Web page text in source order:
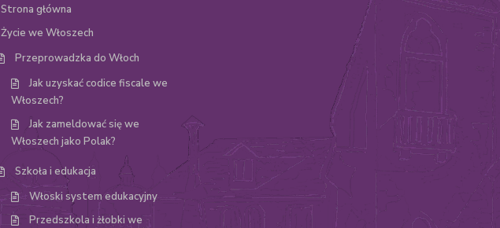
Strona główna
Życie we Włoszech
Przeprowadzka do Włoch
Jak uzyskać codice fiscale we
Włoszech?
Jak zameldować się we
Włoszech jako Polak?
Szkoła i edukacja
Włoski system edukacyjny
Przedszkola i żłobki we